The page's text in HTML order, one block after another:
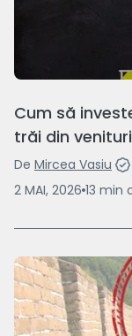
Cum să
trăi din
De Mircea Vasiu
2 MAI, 2026 13 min